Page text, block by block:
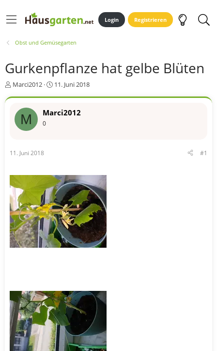
Login Registrieren
Obst und Gemüsegarten
Gurkenpflanze hat gelbe Blüten
E
e
r
Marci2012
E
t
11. Juni 2018
M Marci2012
0
11. Juni 2018 #1